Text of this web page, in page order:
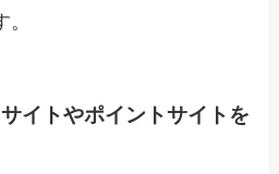
イトやポイントサイトを